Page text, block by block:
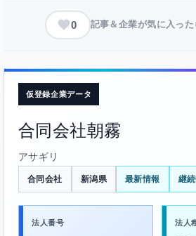
0 記事＆企業が気に入っ
仮登録企業データ
合同会社朝霧
アサギリ
合同会社 新潟県 最新情報 継
法人番号 法人